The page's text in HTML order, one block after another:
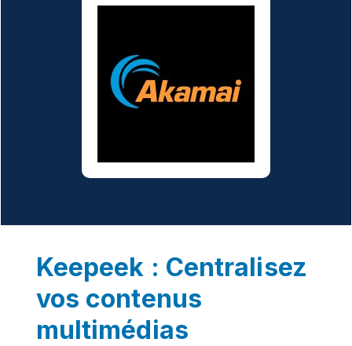
Keepeek : Centralisez
vos contenus
multimédias